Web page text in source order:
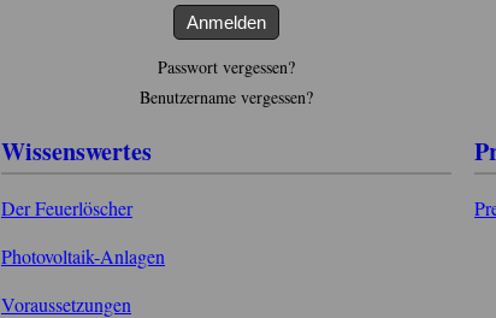
Anmelden
Passwort vergessen?
Benutzername vergessen?
Wissenswertes
Der Feuerlöscher
Photovoltaik-Anlagen
Voraussetzungen